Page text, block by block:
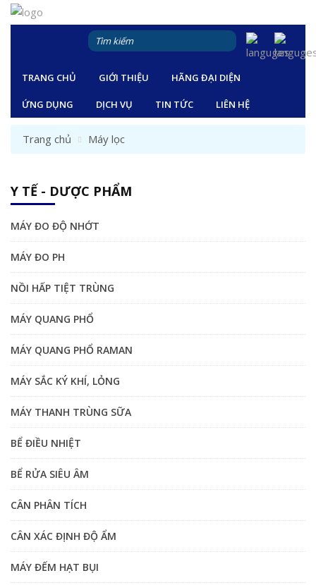
TRANG CHỦ GIỚI THIỆU HÃNG ĐẠI DIỆN
ỨNG DỤNG DỊCH VỤ TIN TỨC LIÊN HỆ
Trang chủ Máy lọc
Y TẾ - DƯỢC PHẨM
MÁY ĐO ĐỘ NHỚT
MÁY ĐO PH
NỒI HẤP TIỆT TRÙNG
MÁY QUANG PHỔ
MÁY QUANG PHỔ RAMAN
MÁY SẮC KÝ KHÍ, LỎNG
MÁY THANH TRÙNG SỮA
BỂ ĐIỀU NHIỆT
BỂ RỬA SIÊU ÂM
CÂN PHÂN TÍCH
CÂN XÁC ĐỊNH ĐỘ ẨM
MÁY ĐẾM HẠT BỤI